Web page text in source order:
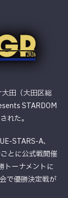
田（大田区総
STARDOM
れた。
STARS-A、
とに公式戦開催
トーナメントに
で優勝決定戦が